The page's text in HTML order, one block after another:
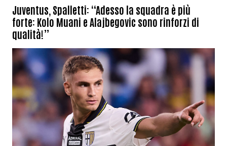
Juventus, Spalletti: “Adesso la squadra è più
forte: Kolo Muani e Alajbegovic sono rinforzi di
qualità!”